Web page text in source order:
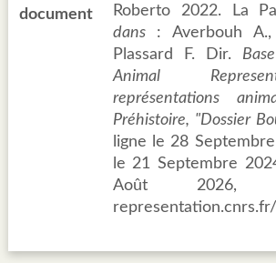
document
Roberto 2022. La
dans : Averbouh
Plassard F. Dir.
Animal
représentations
Préhistoire, "Dossier
ligne le 28
le 21 Septembre
Août 2026,